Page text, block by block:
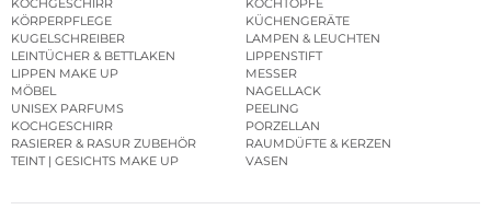
KÖRPERPFLEGE
KÜCHENGERÄTE
KUGELSCHREIBER
LAMPEN & LEUCHTEN
LEINTÜCHER & BETTLAKEN
LIPPENSTIFT
LIPPEN MAKE UP
MESSER
MÖBEL
NAGELLACK
UNISEX PARFUMS
PEELING
KOCHGESCHIRR
PORZELLAN
RASIERER & RASUR ZUBEHÖR
RAUMDÜFTE & KERZEN
TEINT | GESICHTS MAKE UP
VASEN